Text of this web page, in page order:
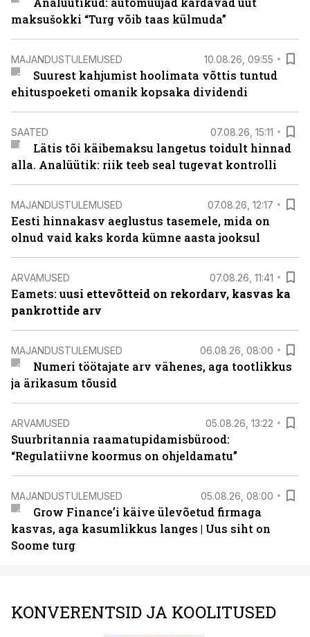
maksušokki “Turg võib taas külmuda”
MAJANDUSTULEMUSED 10.08.26, 09:55
Suurest kahjumist hoolimata võttis tuntud
ehituspoeketi omanik kopsaka dividendi
SAATED 07.08.26, 15:11
Lätis tõi käibemaksu langetus toidult hinnad
alla. Analüütik: riik teeb seal tugevat kontrolli
MAJANDUSTULEMUSED 07.08.26, 12:17
Eesti hinnakasv aeglustus tasemele, mida on
olnud vaid kaks korda kümne aasta jooksul
ARVAMUSED 07.08.26, 11:41
Eamets: uusi ettevõtteid on rekordarv, kasvas ka
pankrottide arv
MAJANDUSTULEMUSED 06.08.26, 08:00
Numeri töötajate arv vähenes, aga tootlikkus
ja ärikasum tõusid
ARVAMUSED 05.08.26, 13:22
Suurbritannia raamatupidamisbürood:
“Regulatiivne koormus on ohjeldamatu”
MAJANDUSTULEMUSED 05.08.26, 08:00
Grow Finance’i käive ülevõetud firmaga
kasvas, aga kasumlikkus langes | Uus siht on
Soome turg
KONVERENTSID JA KOOLITUSED